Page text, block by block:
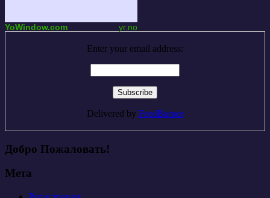
YoWindow.com yr.no
Enter your email address:
Delivered by FeedBurner
Добро Пожаловать!
Мета